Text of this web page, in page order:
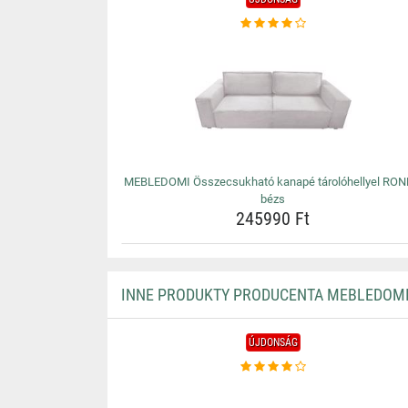
MEBLEDOMI Összecsukható kanapé tárolóhellyel
bézs
245990 Ft
INNE PRODUKTY PRODUCENTA MEBLEDOMI
ÚJDONSÁG